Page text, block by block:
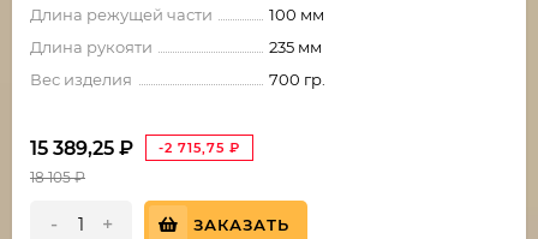
Длина режущей части
100 мм
Длина рукояти
235 мм
Вес изделия
700 гр.
15 389,25 ₽ -2 715,75 ₽
18 105₽
- + ЗАКАЗАТЬ